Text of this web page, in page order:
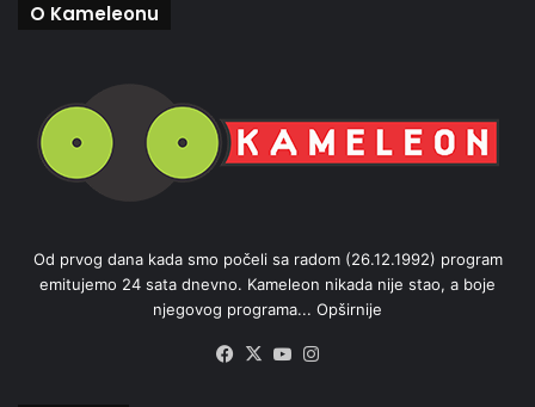
O Kameleonu
Od prvog dana kada smo počeli sa radom (26.12.1992) program
emitujemo 24 sata dnevno. Kameleon nikada nije stao, a boje
njegovog programa... Opširnije
Facebook
X YouTube